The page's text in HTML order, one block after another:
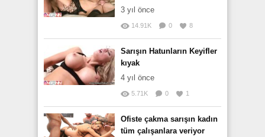
3 yıl önce
14.91K 0 8
Sarışın Hatunların Keyifler
kıyak
4 yıl önce
5.71K 0 1
Ofiste çakma sarışın kadın
tüm çalışanlara veriyor